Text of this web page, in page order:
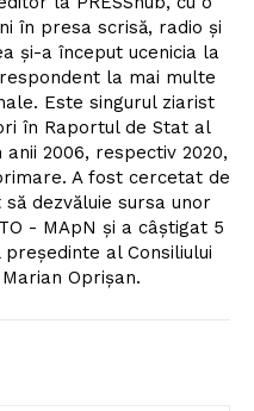
în presa scrisă, radio și
și-a început ucenicia la
la mai multe
Este singurul ziarist
în Raportul de Stat al
2006, respectiv 2020,
A fost cercetat de
dezvăluie sursa unor
- MApN și a câștigat 5
al Consiliului
Oprișan.